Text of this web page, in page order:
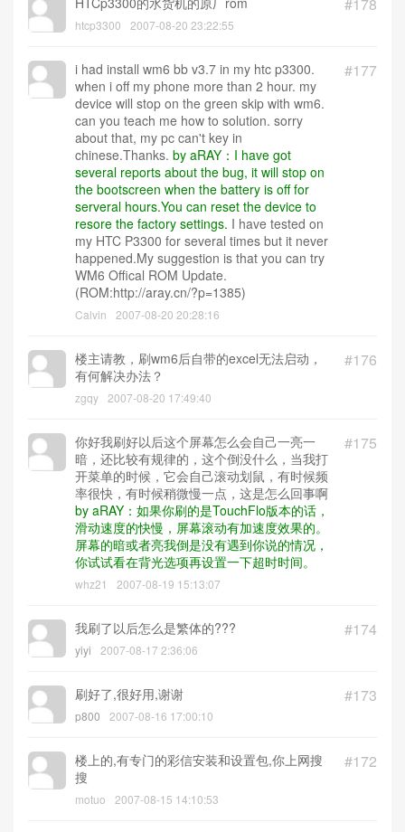
htcp3300 2007-08-20 23:22:55
#177
i had install wm6 bb v3.7 in my htc p3300.
when i off my phone more than 2 hour. my
device will stop on the green skip with wm6.
can you teach me how to solution. sorry
about that, my pc can't key in
chinese.Thanks. by aRAY：I have got
several reports about the bug, it will stop on
the bootscreen when the battery is off for
serveral hours.You can reset the device to
resore the factory settings. I have tested on
my HTC P3300 for several times but it never
happened.My suggestion is that you can try
WM6 Offical ROM Update.
(ROM:http://aray.cn/?p=1385)
Calvin 2007-08-20 20:28:16
#176
楼主请教，刷wm6后自带的excel无法启动，
有何解决办法？
zgqy 2007-08-20 17:49:40
#175
你好我刷好以后这个屏幕怎么会自己一亮一
暗，还比较有规律的，这个倒没什么，当我打
开菜单的时候，它会自己滚动划鼠，有时候频
率很快，有时候稍微慢一点，这是怎么回事啊
by aRAY：如果你刷的是TouchFlo版本的话，
滑动速度的快慢，屏幕滚动有加速度效果的。
屏幕的暗或者亮我倒是没有遇到你说的情况，
你试试看在背光选项再设置一下超时时间。
whz21 2007-08-19 15:13:07
#174
我刷了以后怎么是繁体的???
yiyi 2007-08-17 2:36:06
#173
刷好了,很好用,谢谢
p800 2007-08-16 17:00:10
#172
楼上的,有专门的彩信安装和设置包,你上网搜
搜
motuo 2007-08-15 14:10:53